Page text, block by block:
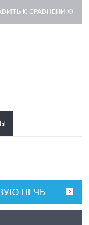
К СРАВНЕНИЮ
ПЕЧЬ